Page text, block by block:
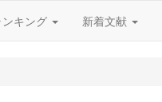
キング 新着文献